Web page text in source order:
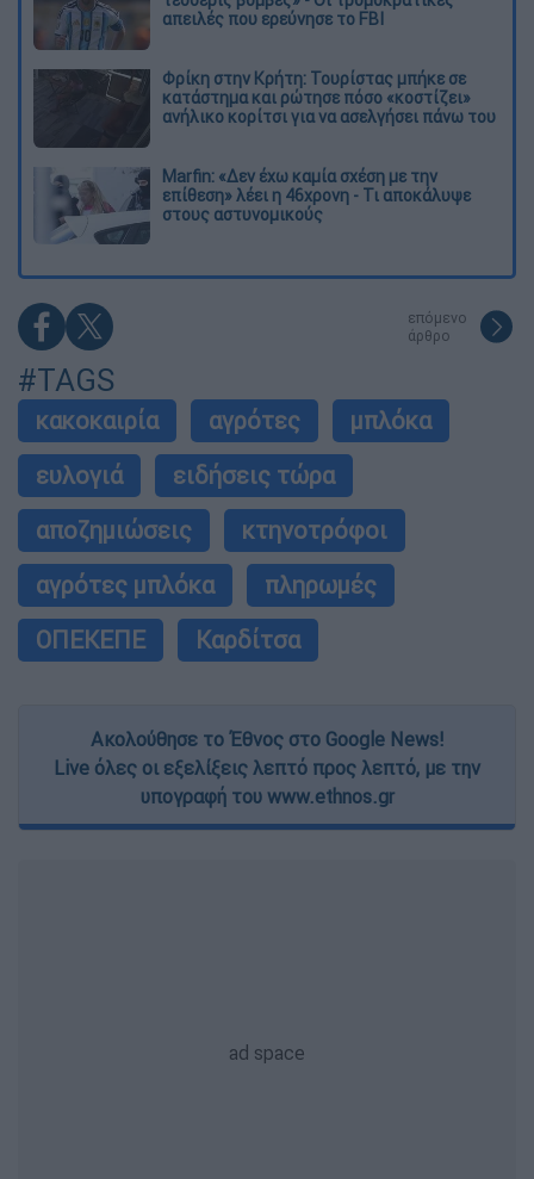
απειλές που ερεύνησε το FBI
Φρίκη στην Κρήτη: Τουρίστας μπήκε σε
κατάστημα και ρώτησε πόσο «κοστίζει»
ανήλικο κορίτσι για να ασελγήσει πάνω του
Marfin: «Δεν έχω καμία σχέση με την
επίθεση» λέει η 46χρονη - Τι αποκάλυψε
στους αστυνομικούς
επόμενο
άρθρο
#TAGS
κακοκαιρία αγρότες
μπλόκα
ευλογιά
ειδήσεις τώρα
αποζημιώσεις
κτηνοτρόφοι
αγρότες μπλόκα
πληρωμές
ΟΠΕΚΕΠΕ
Καρδίτσα
Ακολούθησε το Έθνος στο Google News!
Live όλες οι εξελίξεις λεπτό προς λεπτό, με την
υπογραφή του www.ethnos.gr